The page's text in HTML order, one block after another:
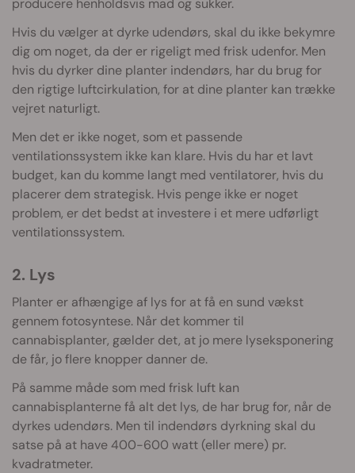
Hvis du vælger at dyrke udendørs, skal du ikke bekymre
dig om noget, da der er rigeligt med frisk udenfor. Men
hvis du dyrker dine planter indendørs, har du brug for
den rigtige luftcirkulation, for at dine planter kan trække
vejret naturligt.
Men det er ikke noget, som et passende
ventilationssystem ikke kan klare. Hvis du har et lavt
budget, kan du komme langt med ventilatorer, hvis du
placerer dem strategisk. Hvis penge ikke er noget
problem, er det bedst at investere i et mere udførligt
ventilationssystem.
2. Lys
Planter er afhængige af lys for at få en sund vækst
gennem fotosyntese. Når det kommer til
cannabisplanter, gælder det, at jo mere lyseksponering
de får, jo flere knopper danner de.
På samme måde som med frisk luft kan
cannabisplanterne få alt det lys, de har brug for, når de
dyrkes udendørs. Men til indendørs dyrkning skal du
satse på at have 400-600 watt (eller mere) pr.
kvadratmeter.